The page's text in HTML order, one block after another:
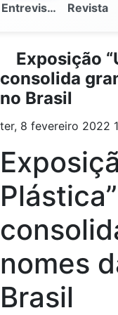
Entrevistas Revista
Exposição
consolida
no Brasil
ter, 8 fevereiro 2022
nomes
Brasil